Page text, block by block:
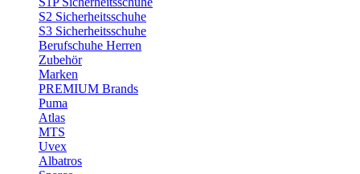
S2 Sicherheitsschuhe
S3 Sicherheitsschuhe
Berufschuhe Herren
Zubehör
Marken
PREMIUM Brands
Puma
Atlas
MTS
Uvex
Albatros